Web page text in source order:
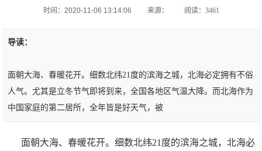
时间：2020-11-06 13:14:06 来源： 阅读：3461
导读：
面朝大海、春暖花开。细数北纬21度的滨海之城，北海必定拥有不俗
人气。尤其是立冬节气即将到来，全国各地区气温大降。而北海作为
中国家庭的第二居所，全年皆是好天气，被
面朝大海、春暖花开。细数北纬21度的滨海之城，北海必